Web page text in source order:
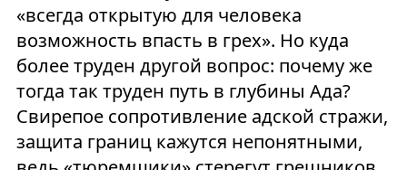
«всегда открытую для человека
возможность впасть в грех». Но куда
более труден другой вопрос: почему же
тогда так труден путь в глубины Ада?
Свирепое сопротивление адской стражи,
защита границ кажутся непонятными,